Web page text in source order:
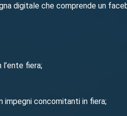
digitale che comprende un
fiera;
impegni concomitanti in fiera;